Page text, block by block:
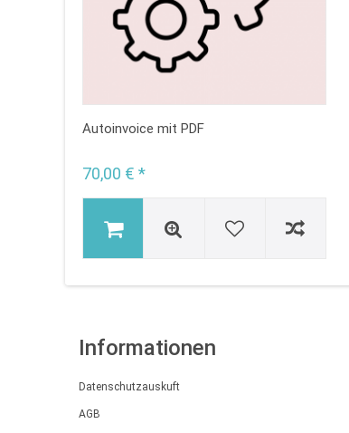
Autoinvoice mit PDF
70,00 € *
Informationen
Datenschutzauskuft
AGB